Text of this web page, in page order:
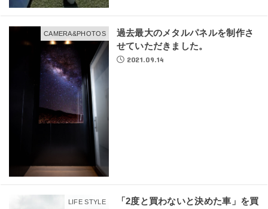
CAMERA&PHOTOS
過去最大のメタルパネルを制作さ
せていただきました。
2021.09.14
LIFE STYLE
「2度と買わないと決めた車」を買